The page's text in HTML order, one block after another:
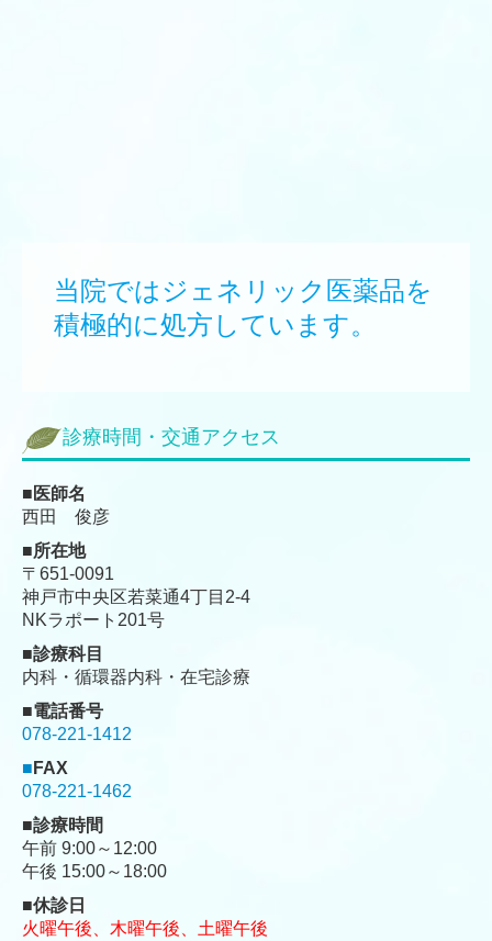
当院ではジェネリック医薬品を
積極的に処方しています。
診療時間・交通アクセス
■医師名
西田 俊彦
■所在地
〒651-0091
神戸市中央区若菜通4丁目2-4
NKラポート201号
■診療科目
内科・循環器内科・在宅診療
■電話番号
078-221-1412
■ FAX
078-221-1462
■診療時間
午前 9:00～12:00
午後 15:00～18:00
■休診日
火曜午後、木曜午後、土曜午後